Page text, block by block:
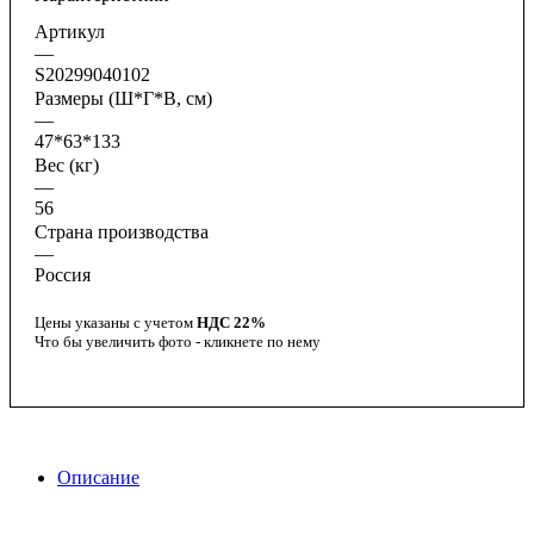
Артикул
—
S20299040102
Размеры (Ш*Г*В, см)
—
47*63*133
Вес (кг)
—
56
Страна производства
—
Россия
Цены указаны с учетом НДС 22%
Что бы увеличить фото - кликнете по нему
Описание